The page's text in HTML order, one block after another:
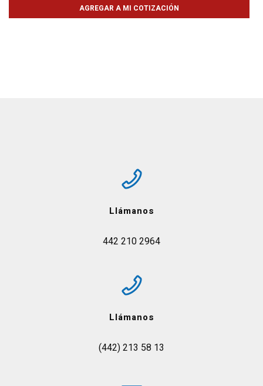
AGREGAR A MI COTIZACIÓN
Llámanos
442 210 2964
Llámanos
(442) 213 58 13